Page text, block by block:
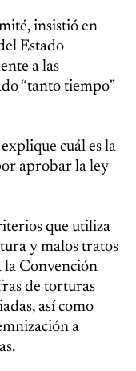
insistió en
Estado
a las
“tanto tiempo”
cuál es la
aprobar la ley
que utiliza
y malos tratos
la Convención
de torturas
así como
a